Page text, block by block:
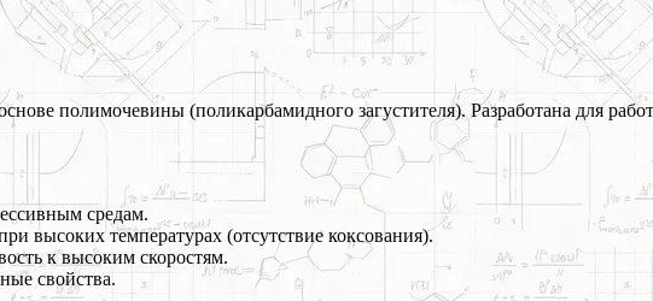
полимочевины (поликарбамидного загустителя). Разработана для
средам.
высоких температурах (отсутствие коксования).
к высоким скоростям.
свойства.